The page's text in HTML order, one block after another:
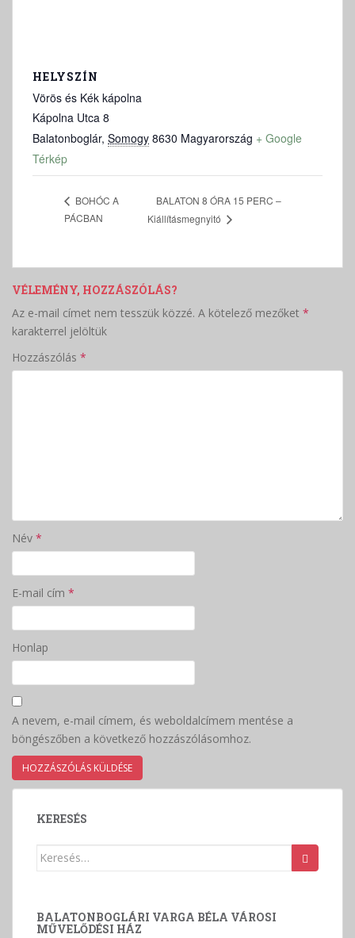
HELYSZÍN
Vörös és Kék kápolna
Kápolna Utca 8
Balatonboglár, Somogy 8630 Magyarország + Google
Térkép
BOHÓC A
PÁCBAN
BALATON 8 ÓRA 15 PERC –
Kiállításmegnyitó
VÉLEMÉNY, HOZZÁSZÓLÁS?
Az e-mail címet nem tesszük közzé. A kötelező mezőket *
karakterrel jelöltük
Hozzászólás *
Név *
E-mail cím *
Honlap
A nevem, e-mail címem, és weboldalcímem mentése a
böngészőben a következő hozzászólásomhoz.
KERESÉS
Keresés:
BALATONBOGLÁRI VARGA BÉLA VÁROSI
MŰVELŐDÉSI HÁZ